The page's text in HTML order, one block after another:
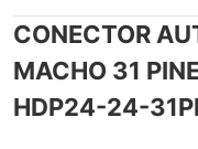
CONECTOR
MACHO 31
HDP24-24-